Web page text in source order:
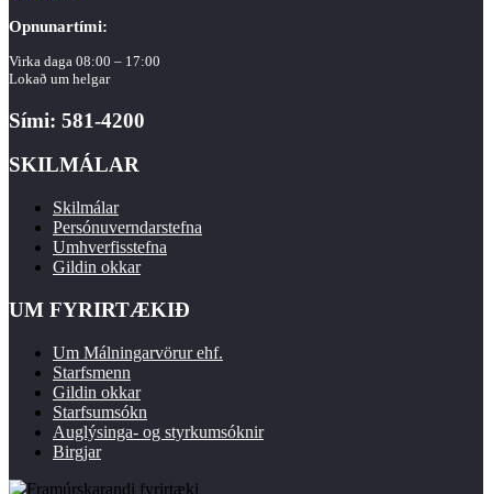
Opnunartími:
Virka daga 08:00 – 17:00
Lokað um helgar
Sími: 581-4200
SKILMÁLAR
Skilmálar
Persónuverndarstefna
Umhverfisstefna
Gildin okkar
UM FYRIRTÆKIÐ
Um Málningarvörur ehf.
Starfsmenn
Gildin okkar
Starfsumsókn
Auglýsinga- og styrkumsóknir
Birgjar